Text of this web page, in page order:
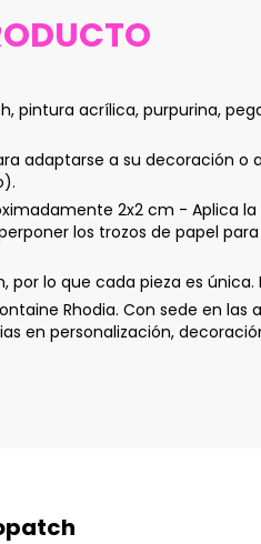
pintura acrílica, purpurina,
adaptarse a su decoración
2x2 cm - Aplica
los trozos de papel
lo que cada pieza es única.
Rhodia. Con sede en las
en personalización,